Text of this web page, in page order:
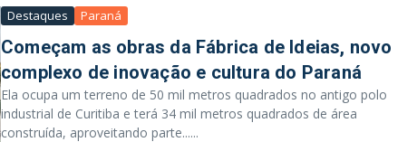
Destaques Paraná
Começam as obras da Fábrica de Ideias, novo
complexo de inovação e cultura do Paraná
Ela ocupa um terreno de 50 mil metros quadrados no antigo polo
industrial de Curitiba e terá 34 mil metros quadrados de área
construída, aproveitando parte......